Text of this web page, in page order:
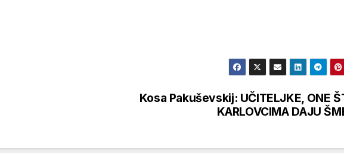
Kosa Pakuševskij: UČITELJKE, ONE
KARLOVCIMA DAJU